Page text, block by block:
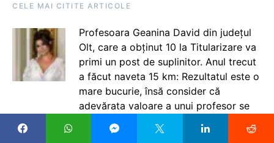
CELE MAI CITITE ARTICOLE
Profesoara Geanina David din județul
Olt, care a obținut 10 la Titularizare va
primi un post de suplinitor. Anul trecut
a făcut naveta 15 km: Rezultatul este o
mare bucurie, însă consider că
adevărata valoare a unui profesor se